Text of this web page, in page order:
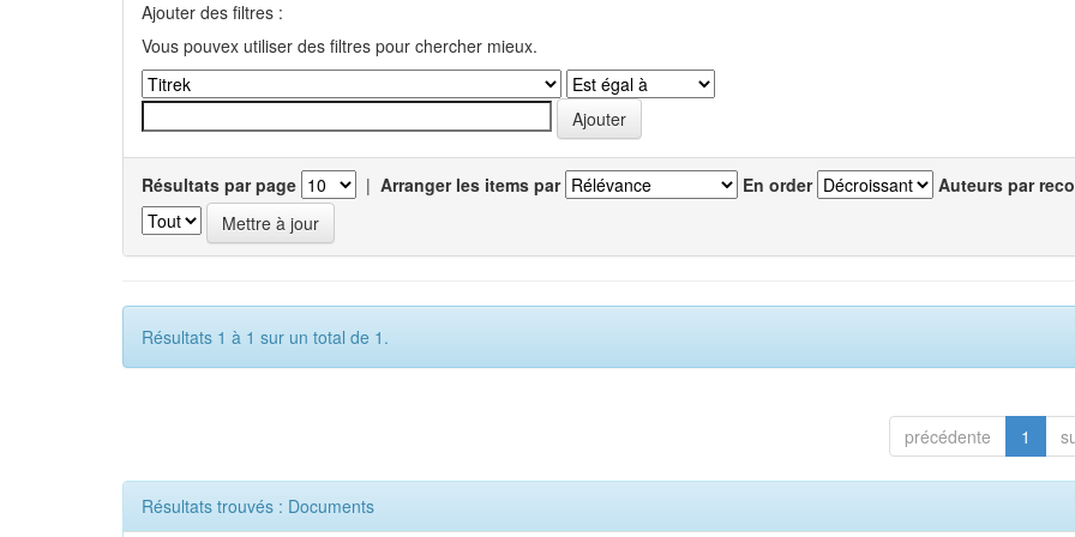
Ajouter des filtres :
Vous pouvex utiliser des filtres pour chercher mieux.
Résultats par page | Arranger les items par En order Auteurs par
Résultats 1 à 1 sur un total de 1.
précédente 1
Résultats trouvés : Documents